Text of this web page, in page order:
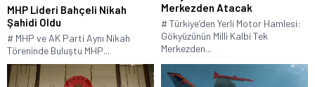
MHP Lideri Bahçeli Nikah
Şahidi Oldu
# MHP ve AK Parti Aynı Nikah
Töreninde Buluştu MHP...
Merkezden Atacak
# Türkiye’den Yerli Motor Hamlesi:
Gökyüzünün Milli Kalbi Tek
Merkezden...